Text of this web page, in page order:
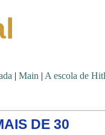
| Main | A escola de
DE 30